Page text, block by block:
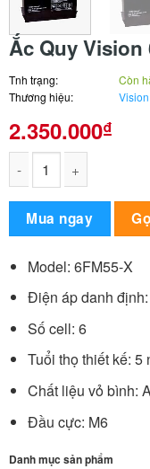
Ắc Quy Vision
Tnh trạng:
Còn
Thương hiệu:
Vision
2.350.000₫
Mua ngay
Model: 6FM55-X
Điện áp danh
Số cell: 6
Tuổi thọ thiết kế: 5
Chất liệu vỏ bình:
Đầu cực: M6
Danh mục sản phẩm